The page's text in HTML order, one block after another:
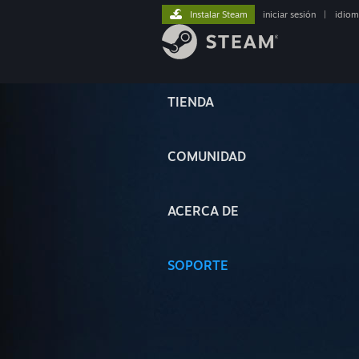
TIENDA
COMUNIDAD
ACERCA DE
SOPORTE
Instalar Steam iniciar sesión